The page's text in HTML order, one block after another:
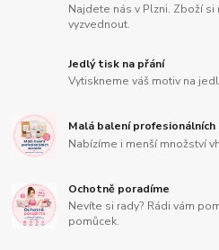
Najdete nás v Plzni. Zboží
vyzvednout.
Jedlý tisk na přání
Vytiskneme váš motiv na
Malá balení profesionálních
Nabízíme i menší množství
Ochotně poradíme
Nevíte si rady? Rádi vám
pomůcek.